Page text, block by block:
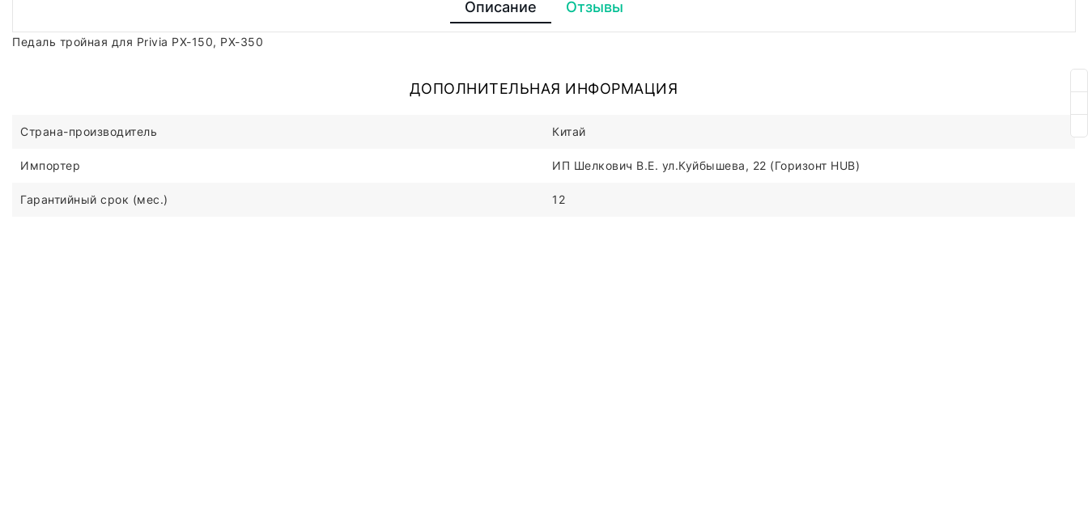
Описание Отзывы
Педаль тройная для Privia PX-150, PX-350
ДОПОЛНИТЕЛЬНАЯ ИНФОРМАЦИЯ
Страна-производитель Китай
Импортер ИП Шелкович В.Е. ул.Куйбышева, 22 (Горизонт HUB)
Гарантийный срок (мес.) 12